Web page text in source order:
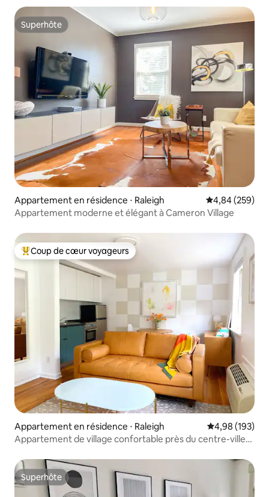
Superhôte
Superhôte
Appartement en résidence ⋅ Raleigh Évaluation
4,84 (259)
Appartement moderne et élégant à Cameron Village
Coups de cœur voyageurs les plus appréciés
Coup de cœur voyageurs
Appartement en résidence ⋅ Raleigh Évaluation
4,98 (193)
Appartement de village confortable près du centre-ville
Superhôte
Superhôte